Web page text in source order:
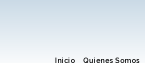
Inicio Quienes Somos